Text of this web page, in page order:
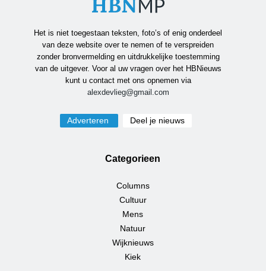
Het is niet toegestaan teksten, foto’s of enig onderdeel
van deze website over te nemen of te verspreiden
zonder bronvermelding en uitdrukkelijke toestemming
van de uitgever. Voor al uw vragen over het HBNieuws
kunt u contact met ons opnemen via
alexdevlieg@gmail.com
Adverteren Deel je nieuws
Categorieen
Columns
Cultuur
Mens
Natuur
Wijknieuws
Kiek